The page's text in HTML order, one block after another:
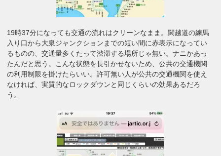
19時37分になっても交通の流れはクリーンなまま。関越道の練馬
入り口から大泉ジャンクションまでの短い間に赤表示になってい
るものの、交通量多くたって渋滞する場所じゃ無い。ナニかあっ
たんだと思う。こんな状態を長引かせないため、公共の交通機関
の利用制限を掛けたらいい。許可無い人が公共の交通機関を使え
なければ、実質的なロックダウンと同じくらいの効果あるだろ
う。